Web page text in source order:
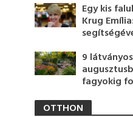
Egy kis
Krug
9
fagyokig
OTTHON